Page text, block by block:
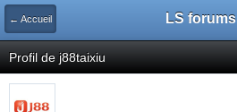
← Accueil LS forums
Profil de j88taixiu